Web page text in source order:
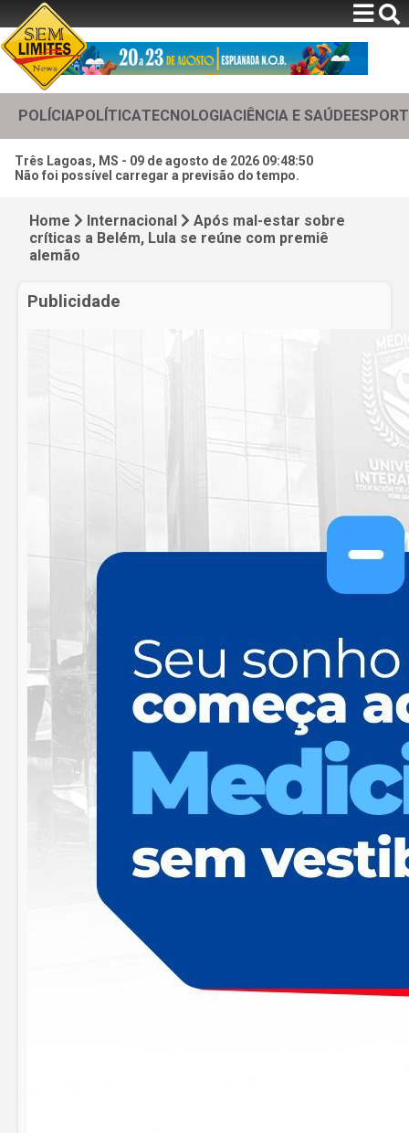
POLÍCIAPOLÍTICATECNOLOGIACIÊNCIA E SAÚDE
Três Lagoas, MS - 09 de agosto de 2026 09:48:52
Não foi possível carregar a previsão do tempo.
Home Internacional
Após mal-estar sobre
críticas a Belém, Lula se reúne com premiê
alemão
Publicidade